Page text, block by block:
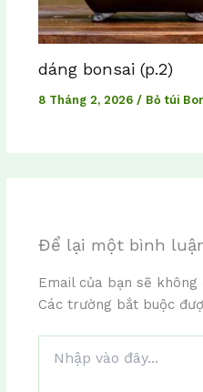
dáng bonsai (p.2)
8 Tháng 2, 2026 / Bỏ túi
Để lại một bình
Email của bạn sẽ
Các trường bắt buộc
vào